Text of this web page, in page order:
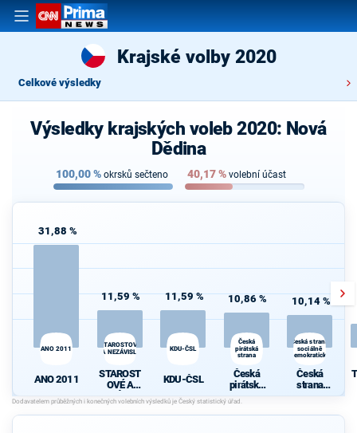
Krajské volby 2020
Celkové výsledky
Výsledky krajských voleb 2020: Nová
Dědina
100,00% okrsků sečteno 40,17% volební účast
31,88 %
ANO 2011
ANO 2011
11,59 %
STAROSTOVÉ
A NEZÁVISLÍ
STAROST
OVÉ A
NEZÁVISL
Í
11,59 %
KDU-ČSL
KDU-ČSL
10,86 %
Česká
pirátská
strana
Česká
pirátská
strana
10,14 %
Česká strana
sociálně
demokratická
Česká
strana
sociálně
cká